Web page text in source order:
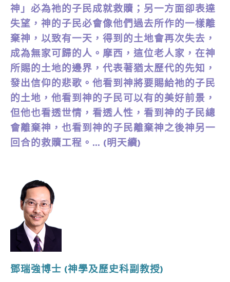
神」必為祂的子民成就救贖；另一方面卻表達
失望，神的子民必會像他們過去所作的一樣離
棄神，以致有一天，得到的土地會再次失去，
成為無家可歸的人。摩西，這位老人家，在神
所賜的土地的邊界，代表著猶太歷代的先知，
發出信仰的悲歌。他看到神將要賜給祂的子民
的土地，他看到神的子民可以有的美好前景，
但他也看透世情，看透人性，看到神的子民總
會離棄神，也看到神的子民離棄神之後神另一
回合的救贖工程。… (明天續)
鄧瑞強博士 (神學及歷史科副教授)